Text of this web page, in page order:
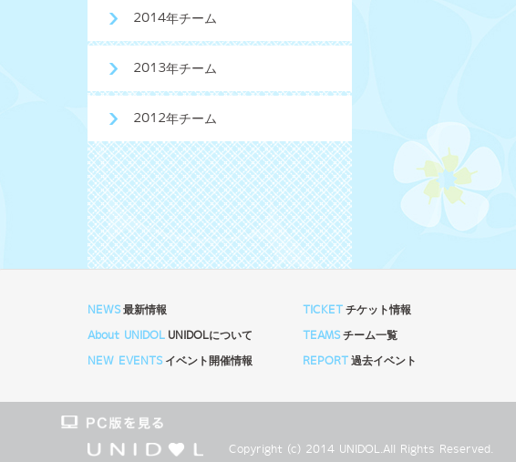
2014年チーム
2013年チーム
2012年チーム
NEWS 最新情報
About UNIDOL UNIDOLについて
NEW EVENTS イベント開催情報
TICKET チケット情報
TEAMS チーム一覧
REPORT 過去イベント
Copyright (c) 2014 UNIDOL.All Rights Reserved.